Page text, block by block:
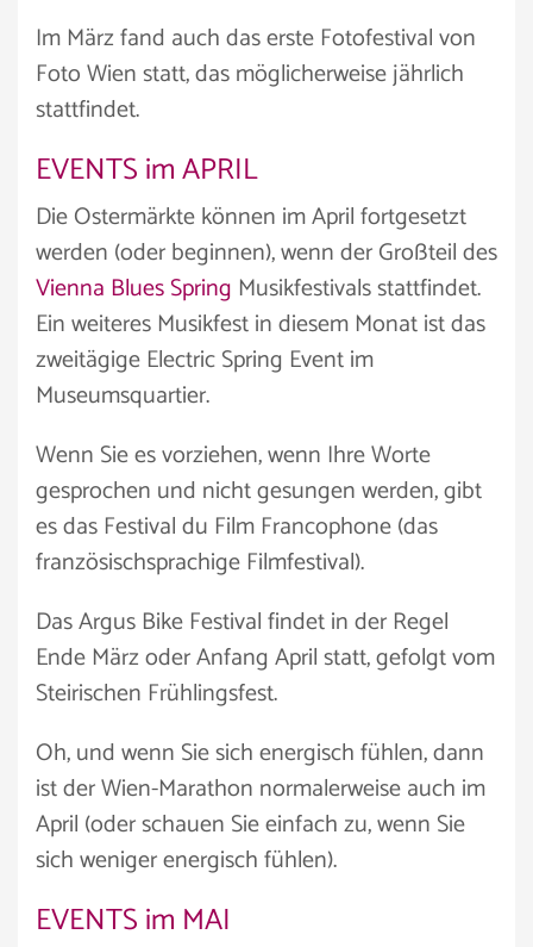
Im März fand auch das erste Fotofestival von
Foto Wien statt, das möglicherweise jährlich
stattfindet.
EVENTS im APRIL
Die Ostermärkte können im April fortgesetzt
werden (oder beginnen), wenn der Großteil des
Vienna Blues Spring Musikfestivals stattfindet.
Ein weiteres Musikfest in diesem Monat ist das
zweitägige Electric Spring Event im
Museumsquartier.
Wenn Sie es vorziehen, wenn Ihre Worte
gesprochen und nicht gesungen werden, gibt
es das Festival du Film Francophone (das
französischsprachige Filmfestival).
Das Argus Bike Festival findet in der Regel
Ende März oder Anfang April statt, gefolgt vom
Steirischen Frühlingsfest.
Oh, und wenn Sie sich energisch fühlen, dann
ist der Wien-Marathon normalerweise auch im
April (oder schauen Sie einfach zu, wenn Sie
sich weniger energisch fühlen).
EVENTS im MAI